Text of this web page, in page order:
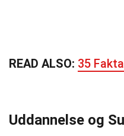
READ ALSO: 35
Uddannelse og